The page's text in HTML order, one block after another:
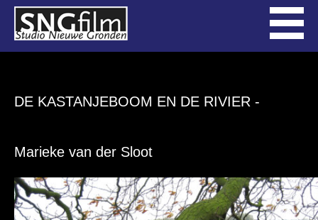
DE KASTANJEBOOM EN DE RIVIER -
Marieke van der Sloot